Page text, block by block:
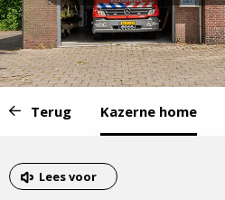
van
menu:
Terug Kazerne home
van
het
Lees voor